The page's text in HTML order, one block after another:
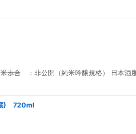
歩合 ：非公開（純米吟醸規格） 日
) 720ml